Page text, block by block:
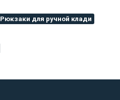
Рюкзаки для ручной клади